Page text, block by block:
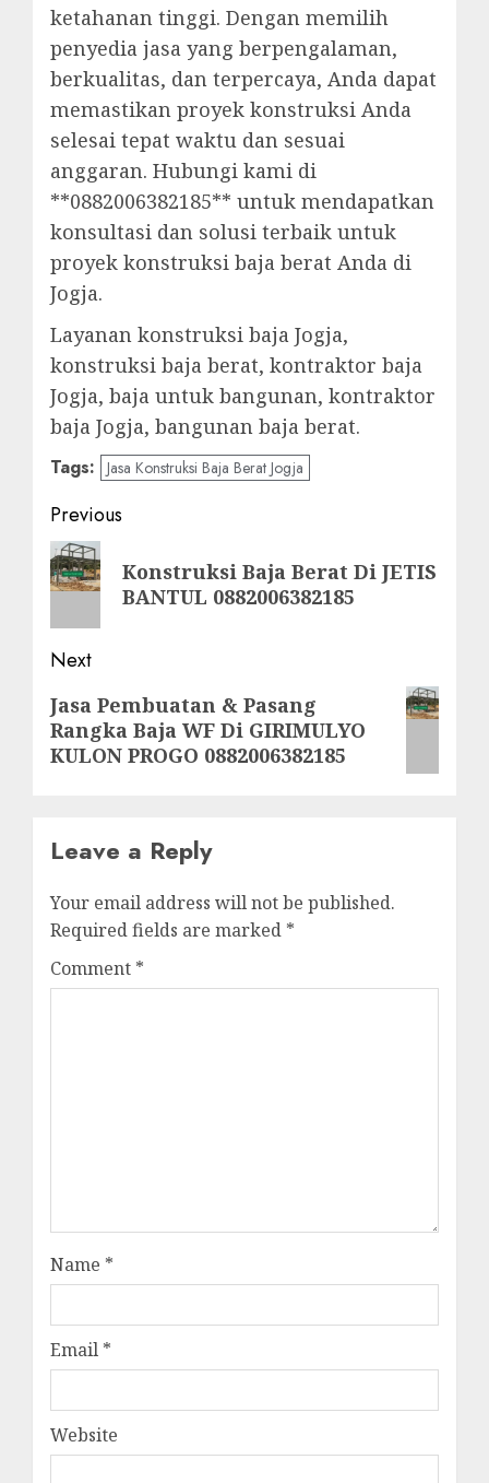
ketahanan tinggi. Dengan memilih
penyedia jasa yang berpengalaman,
berkualitas, dan terpercaya, Anda dapat
memastikan proyek konstruksi Anda
selesai tepat waktu dan sesuai
anggaran. Hubungi kami di
**0882006382185** untuk mendapatkan
konsultasi dan solusi terbaik untuk
proyek konstruksi baja berat Anda di
Jogja.
Layanan konstruksi baja Jogja,
konstruksi baja berat, kontraktor baja
Jogja, baja untuk bangunan, kontraktor
baja Jogja, bangunan baja berat.
Tags: Jasa Konstruksi Baja Berat Jogja
Post
navigation
Previous
Previous
post:
Konstruksi Baja Berat Di JETIS
BANTUL 0882006382185
Next
Next
post:
Jasa Pembuatan & Pasang
Rangka Baja WF Di GIRIMULYO
KULON PROGO 0882006382185
Leave a Reply
Your email address will not be published.
Required fields are marked *
Comment *
Name *
Email *
Website